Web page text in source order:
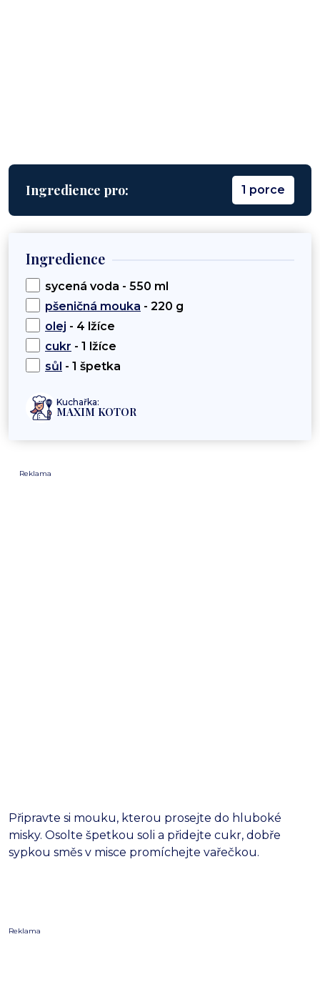
Ingredience pro: 1 porce
Ingredience
sycená voda - 550 ml
pšeničná mouka - 220 g
olej - 4 lžíce
cukr - 1 lžíce
sůl - 1 špetka
Kuchařka:
MAXIM KOTOR
Reklama
Připravte si mouku, kterou prosejte do hluboké
misky. Osolte špetkou soli a přidejte cukr, dobře
sypkou směs v misce promíchejte vařečkou.
Reklama